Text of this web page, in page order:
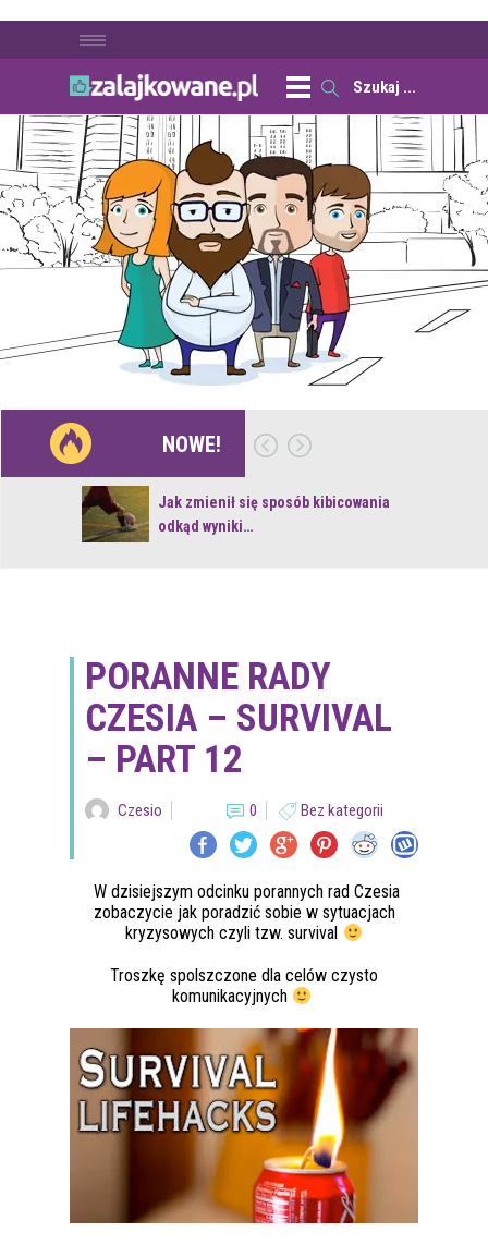
NOWE!
Jak zmienił się sposób kibicowania
odkąd wyniki…
PORANNE RADY
CZESIA – SURVIVAL
– PART 12
Czesio 0 Bez kategorii
W dzisiejszym odcinku porannych rad Czesia
zobaczycie jak poradzić sobie w sytuacjach
kryzysowych czyli tzw. survival
Troszkę spolszczone dla celów czysto
komunikacyjnych